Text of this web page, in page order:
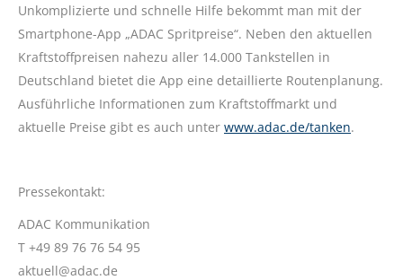
Unkomplizierte und schnelle Hilfe bekommt man mit der
Smartphone-App „ADAC Spritpreise“. Neben den aktuellen
Kraftstoffpreisen nahezu aller 14.000 Tankstellen in
Deutschland bietet die App eine detaillierte Routenplanung.
Ausführliche Informationen zum Kraftstoffmarkt und
aktuelle Preise gibt es auch unter www.adac.de/tanken.
Pressekontakt:
ADAC Kommunikation
T +49 89 76 76 54 95
aktuell@adac.de